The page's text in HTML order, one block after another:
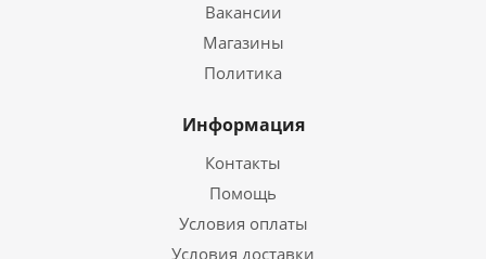
Вакансии
Магазины
Политика
Информация
Контакты
Помощь
Условия оплаты
Условия доставки